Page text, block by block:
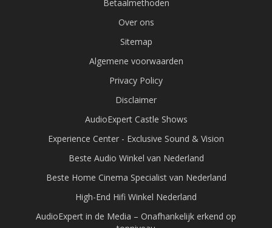
Betaalmethoden
Over ons
Sitemap
Algemene voorwaarden
Privacy Policy
Disclaimer
AudioExpert Castle Shows
Experience Center - Exclusive Sound & Vision
Beste Audio Winkel van Nederland
Beste Home Cinema Specialist van Nederland
High-End Hifi Winkel Nederland
AudioExpert in de Media – Onafhankelijk erkend op